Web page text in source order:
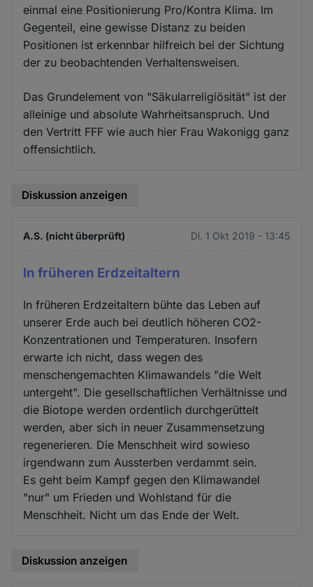
einmal eine Positionierung Pro/Kontra Klima. Im
Gegenteil, eine gewisse Distanz zu beiden
Positionen ist erkennbar hilfreich bei der Sichtung
der zu beobachtenden Verhaltensweisen.
Das Grundelement von "Säkularreligiösität" ist der
alleinige und absolute Wahrheitsanspruch. Und
den Vertritt FFF wie auch hier Frau Wakonigg ganz
offensichtlich.
Diskussion anzeigen
A.S. (nicht überprüft) Di. 1 Okt 2019 - 13:45
In früheren Erdzeitaltern
In früheren Erdzeitaltern bühte das Leben auf
unserer Erde auch bei deutlich höheren CO2-
Konzentrationen und Temperaturen. Insofern
erwarte ich nicht, dass wegen des
menschengemachten Klimawandels "die Welt
untergeht". Die gesellschaftlichen Verhältnisse und
die Biotope werden ordentlich durchgerüttelt
werden, aber sich in neuer Zusammensetzung
regenerieren. Die Menschheit wird sowieso
irgendwann zum Aussterben verdammt sein.
Es geht beim Kampf gegen den Klimawandel
"nur" um Frieden und Wohlstand für die
Menschheit. Nicht um das Ende der Welt.
Diskussion anzeigen